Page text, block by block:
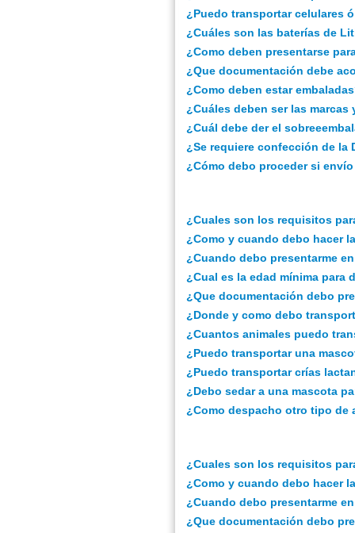
¿Puedo transportar celulares
¿Cuáles son las baterías de
¿Como deben presentarse
¿Que documentación debe
¿Como deben estar
¿Cuáles deben ser las marcas
¿Cuál debe der el
¿Se requiere confección de la
¿Cómo debo proceder si
¿Cuales son los requisitos
¿Como y cuando debo hacer
¿Cuando debo presentarme
¿Cual es la edad mínima para
¿Que documentación debo
¿Donde y como debo
¿Cuantos animales puedo
¿Puedo transportar una
¿Puedo transportar crías
¿Debo sedar a una mascota
¿Como despacho otro tipo de
¿Cuales son los requisitos
¿Como y cuando debo hacer
¿Cuando debo presentarme
¿Que documentación debo